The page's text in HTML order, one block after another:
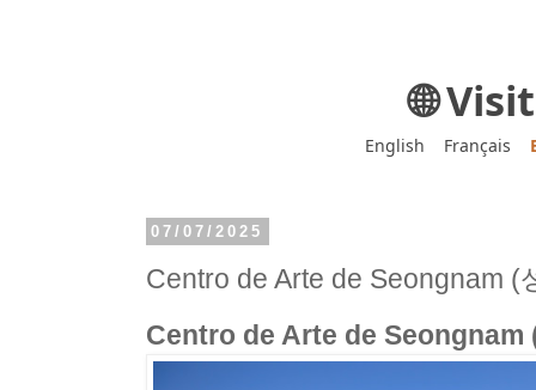
🌐
English Français
07/07/2025
Centro de Arte de Seongnam (
Centro de Arte de Seongnam